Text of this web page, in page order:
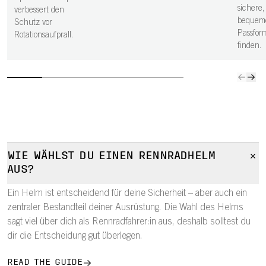
verbessert den
Schutz vor
Rotationsaufprall.
sichere,
finden.
WIE WÄHLST DU EINEN RENNRADHELM
AUS?
Ein Helm ist entscheidend für deine Sicherheit – aber auch ein
zentraler Bestandteil deiner Ausrüstung. Die Wahl des Helms
sagt viel über dich als Rennradfahrer:in aus, deshalb solltest du
dir die Entscheidung gut überlegen.
READ THE GUIDE